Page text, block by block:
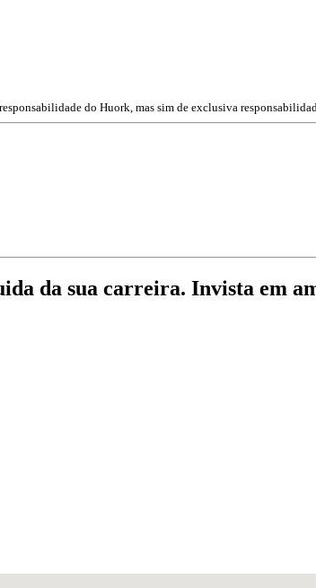
do Huork, mas sim de exclusiva
da sua carreira. Invista em